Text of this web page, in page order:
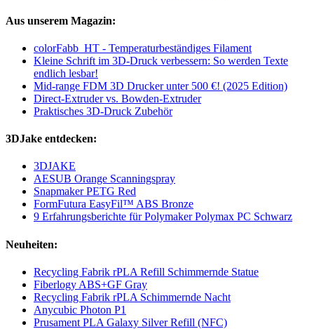
Aus unserem Magazin:
colorFabb_HT - Temperaturbeständiges Filament
Kleine Schrift im 3D-Druck verbessern: So werden Texte
endlich lesbar!
Mid-range FDM 3D Drucker unter 500 €! (2025 Edition)
Direct-Extruder vs. Bowden-Extruder
Praktisches 3D-Druck Zubehör
3DJake entdecken:
3DJAKE
AESUB Orange Scanningspray
Snapmaker PETG Red
FormFutura EasyFil™ ABS Bronze
9 Erfahrungsberichte für Polymaker Polymax PC Schwarz
Neuheiten:
Recycling Fabrik rPLA Refill Schimmernde Statue
Fiberlogy ABS+GF Gray
Recycling Fabrik rPLA Schimmernde Nacht
Anycubic Photon P1
Prusament PLA Galaxy Silver Refill (NFC)